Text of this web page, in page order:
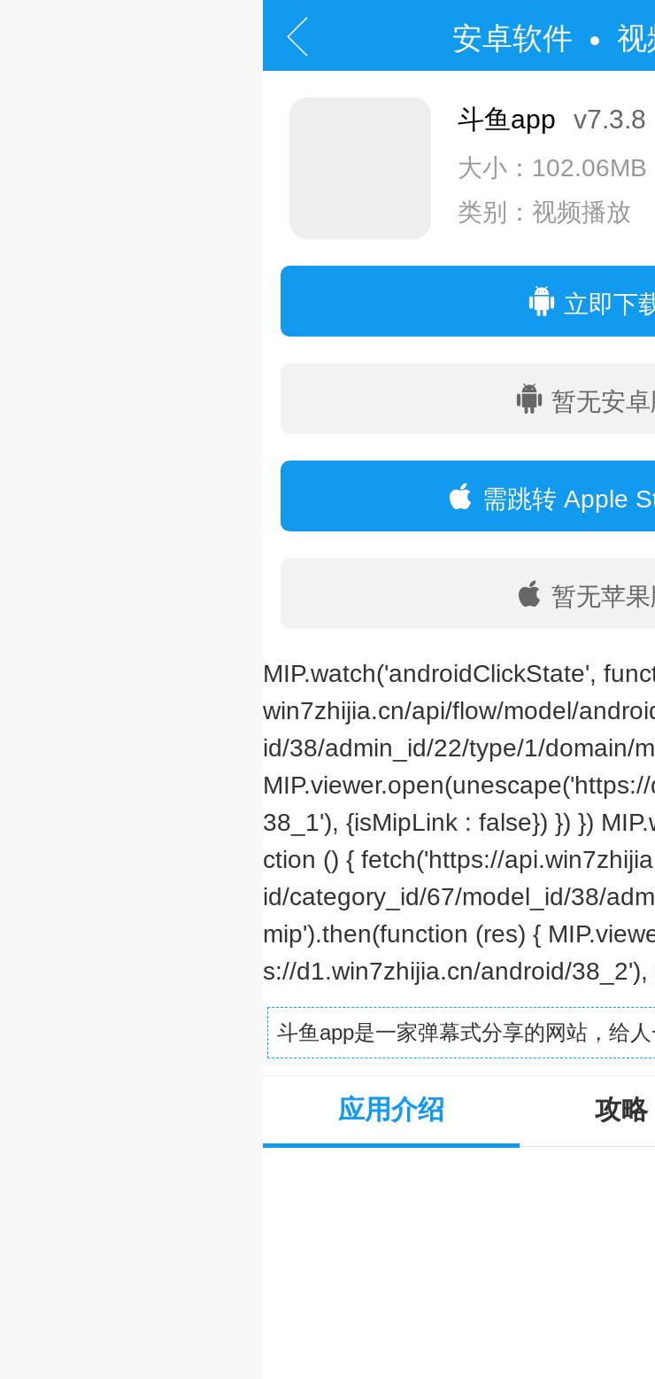
安卓软件 视
斗鱼app v7.3.8
大小：102.06MB
类别：视频播放
立即下
暂无安卓
需跳转 Apple
暂无苹果
MIP.watch('androidClickState',
win7zhijia.cn/api/flow/model/
id/38/admin_id/22/type/1/domain/
38_1'), {isMipLink : false}) }) })
ction () { fetch('https://
id/category_id/67/model_id/38/
mip').then(function (res) {
s://d1.win7zhijia.cn/android/
斗鱼app是一家弹幕式分享的网站，给人
应用介绍 攻略